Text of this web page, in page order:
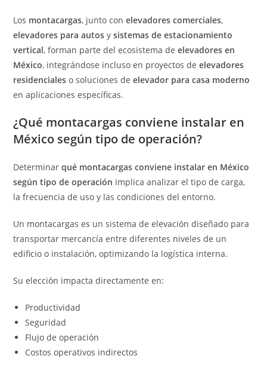
Los montacargas, junto conelevadores comerciales,
elevadores para autos ysistemas de estacionamiento
vertical, forman parte del ecosistema deelevadores en
México, integrándose incluso en proyectos deelevadores
residenciales o soluciones deelevador para casa moderno
en aplicaciones específicas.
¿Qué montacargas conviene instalar en
México según tipo de operación?
Determinarqué montacargas conviene instalar en México
según tipo de operación implica analizar el tipo de carga,
la frecuencia de uso y las condiciones del entorno.
Un montacargas es un sistema de elevación diseñado para
transportar mercancía entre diferentes niveles de un
edificio o instalación, optimizando la logística interna.
Su elección impacta directamente en:
Productividad
Seguridad
Flujo de operación
Costos operativos indirectos